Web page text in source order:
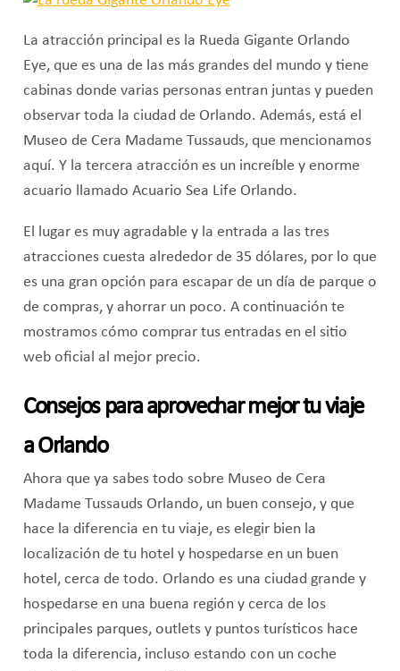
La atracción principal es la Rueda Gigante Orlando
Eye, que es una de las más grandes del mundo y tiene
cabinas donde varias personas entran juntas y pueden
observar toda la ciudad de Orlando. Además, está el
Museo de Cera Madame Tussauds, que mencionamos
aquí. Y la tercera atracción es un increíble y enorme
acuario llamado Acuario Sea Life Orlando.
El lugar es muy agradable y la entrada a las tres
atracciones cuesta alrededor de 35 dólares, por lo que
es una gran opción para escapar de un día de parque o
de compras, y ahorrar un poco. A continuación te
mostramos cómo comprar tus entradas en el sitio
web oficial al mejor precio.
Consejos para aprovechar mejor tu viaje
a Orlando
Ahora que ya sabes todo sobre Museo de Cera
Madame Tussauds Orlando, un buen consejo, y que
hace la diferencia en tu viaje, es elegir bien la
localización de tu hotel y hospedarse en un buen
hotel, cerca de todo. Orlando es una ciudad grande y
hospedarse en una buena región y cerca de los
principales parques, outlets y puntos turísticos hace
toda la diferencia, incluso estando con un coche